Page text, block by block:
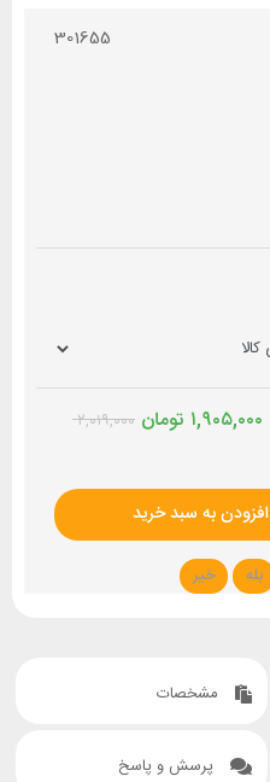
301655
۲,۰۱۹,۰۰۰ تومان ۱,۹۰۵,۰۰۰
افزودن به سبد خرید
بله خیر
مشخصات
پرسش و پاسخ